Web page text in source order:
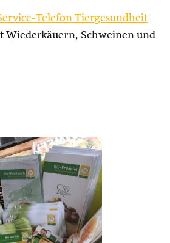
Telefon Tiergesundheit
Wiederkäuern, Schweinen und